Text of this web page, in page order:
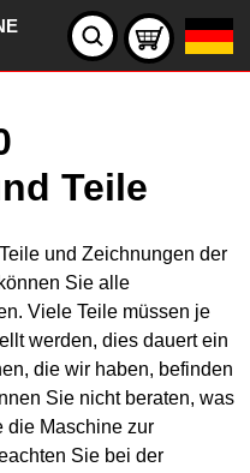
Teile
und Zeichnungen der
Sie alle
Viele Teile müssen je
werden, dies dauert ein
die wir haben, befinden
Sie nicht beraten, was
die Maschine zur
Sie bei der